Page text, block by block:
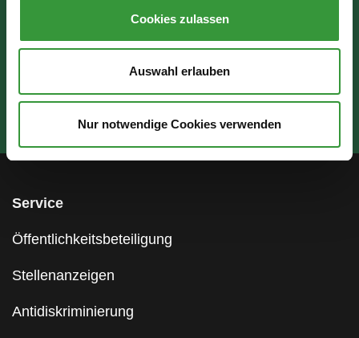
Cookies zulassen
Auswahl erlauben
Nur notwendige Cookies verwenden
Service
Öffentlichkeitsbeteiligung
Stellenanzeigen
Antidiskriminierung